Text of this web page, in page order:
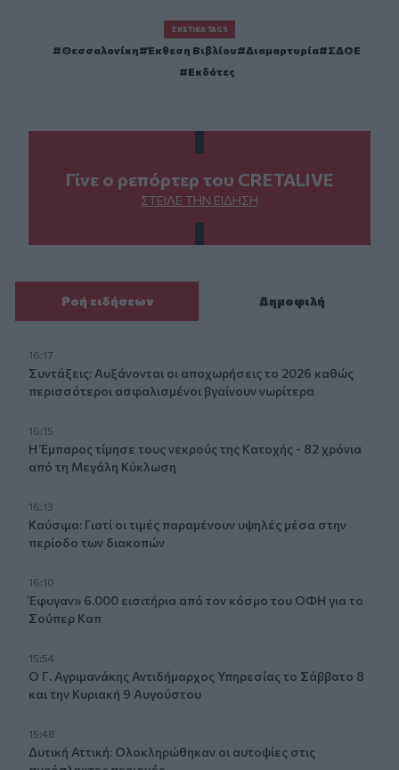
ΣΧΕΤΙΚΆ TAGS
Θεσσαλονίκη Έκθεση Βιβλίου Διαμαρτυρία
ΣΔΟΕ
Εκδότες
Γίνε ο ρεπόρτερ του CRETALIVE
ΣΤΕΊΛΕ ΤΗΝ ΕΊΔΗΣΗ
Ροή ειδήσεων Δημοφιλή
16:17
Συντάξεις: Αυξάνονται οι αποχωρήσεις το 2026 καθώς
περισσότεροι ασφαλισμένοι βγαίνουν νωρίτερα
16:15
Η Έμπαρος τίμησε τους νεκρούς της Κατοχής - 82 χρόνια
από τη Μεγάλη Κύκλωση
16:13
Καύσιμα: Γιατί οι τιμές παραμένουν υψηλές μέσα στην
περίοδο των διακοπών
16:10
Έφυγαν» 6.000 εισιτήρια από τον κόσμο του ΟΦΗ για το
Σούπερ Καπ
15:54
Ο Γ. Αγριμανάκης Αντιδήμαρχος Υπηρεσίας το Σάββατο 8
και την Κυριακή 9 Αυγούστου
15:48
Δυτική Αττική: Ολοκληρώθηκαν οι αυτοψίες στις